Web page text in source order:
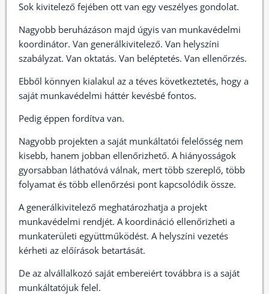
Sok kivitelező fejében ott van egy veszélyes gondolat.
Nagyobb beruházáson majd úgyis van munkavédelmi
koordinátor. Van generálkivitelező. Van helyszíni
szabályzat. Van oktatás. Van beléptetés. Van ellenőrzés.
Ebből könnyen kialakul az a téves következtetés, hogy a
saját munkavédelmi háttér kevésbé fontos.
Pedig éppen fordítva van.
Nagyobb projekten a saját munkáltatói felelősség nem
kisebb, hanem jobban ellenőrizhető. A hiányosságok
gyorsabban láthatóvá válnak, mert több szereplő, több
folyamat és több ellenőrzési pont kapcsolódik össze.
A generálkivitelező meghatározhatja a projekt
munkavédelmi rendjét. A koordináció ellenőrizheti a
munkaterületi együttműködést. A helyszíni vezetés
kérheti az előírások betartását.
De az alvállalkozó saját embereiért továbbra is a saját
munkáltatójuk felel.